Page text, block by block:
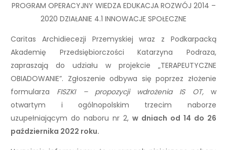
PROGRAM OPERACYJNY WIEDZA EDUKACJA ROZWÓJ 2014 –
2020 DZIAŁANIE 4.1 INNOWACJE SPOŁECZNE
Caritas Archidiecezji Przemyskiej wraz z Podkarpacką
Akademię Przedsiębiorczości Katarzyna Podraza,
zapraszają do udziału w projekcie „TERAPEUTYCZNE
OBIADOWANIE”. Zgłoszenie odbywa się poprzez złożenie
formularza FISZKI – propozycji wdrożenia IS OT,w
otwartym i ogólnopolskim trzecim naborze
uzupełniającym do naboru nr 2, w dniach od 14 do 26
października 2022 roku.